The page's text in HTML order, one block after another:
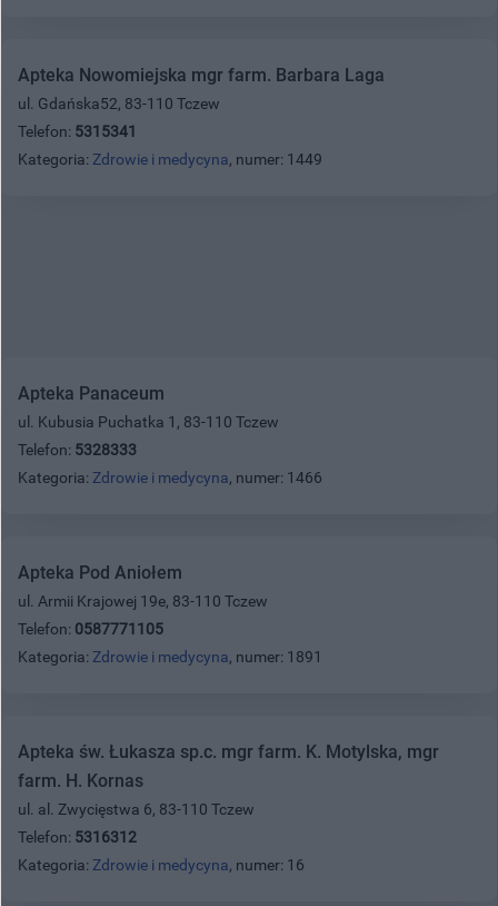
Apteka Nowomiejska mgr farm. Barbara Laga
ul. Gdańska52, 83-110 Tczew
Telefon: 5315341
Kategoria: Zdrowie i medycyna, numer: 1449
Apteka Panaceum
ul. Kubusia Puchatka 1, 83-110 Tczew
Telefon: 5328333
Kategoria: Zdrowie i medycyna, numer: 1466
Apteka Pod Aniołem
ul. Armii Krajowej 19e, 83-110 Tczew
Telefon: 0587771105
Kategoria: Zdrowie i medycyna, numer: 1891
Apteka św. Łukasza sp.c. mgr farm. K. Motylska, mgr
farm. H. Kornas
ul. al. Zwycięstwa 6, 83-110 Tczew
Telefon: 5316312
Kategoria: Zdrowie i medycyna, numer: 16